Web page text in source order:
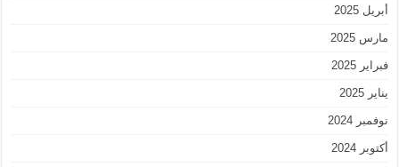
أبريل 2025
مارس 2025
فبراير 2025
يناير 2025
نوفمبر 2024
أكتوبر 2024